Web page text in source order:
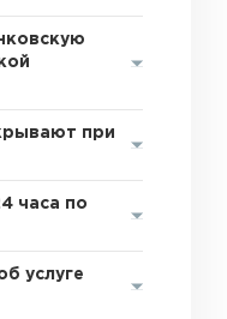
при
часа по
услуге